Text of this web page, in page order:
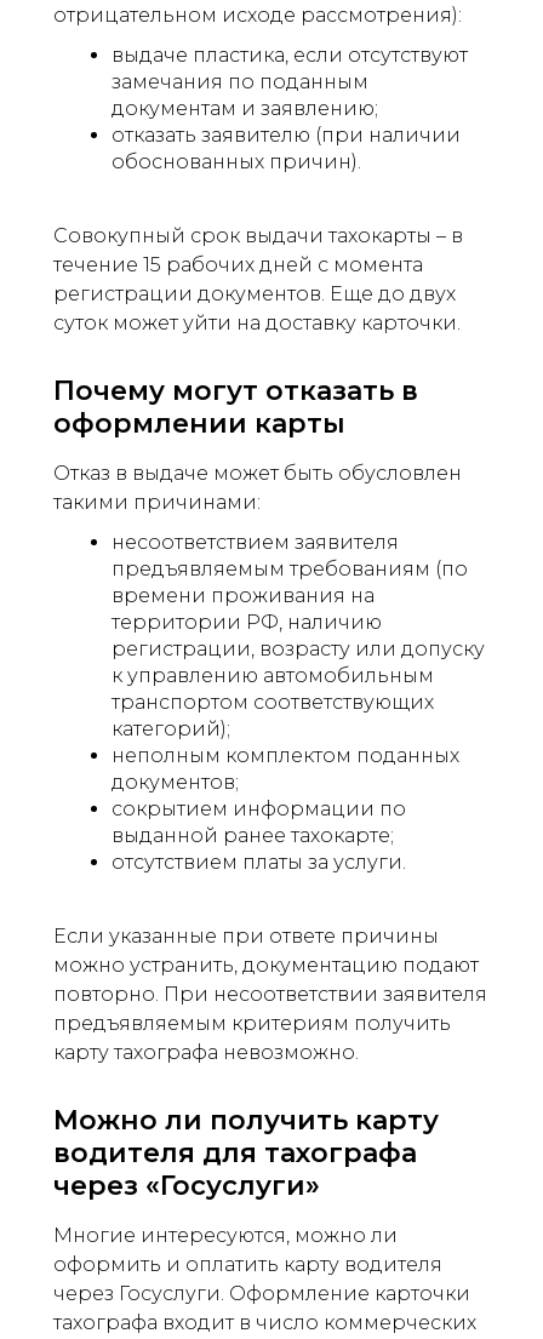
отрицательном исходе рассмотрения):
выдаче пластика, если отсутствуют
замечания по поданным
документам и заявлению;
отказать заявителю (при наличии
обоснованных причин).
Совокупный срок выдачи тахокарты – в
течение 15 рабочих дней с момента
регистрации документов. Еще до двух
суток может уйти на доставку карточки.
Почему могут отказать в
оформлении карты
Отказ в выдаче может быть обусловлен
такими причинами:
несоответствием заявителя
предъявляемым требованиям (по
времени проживания на
территории РФ, наличию
регистрации, возрасту или допуску
к управлению автомобильным
транспортом соответствующих
категорий);
неполным комплектом поданных
документов;
сокрытием информации по
выданной ранее тахокарте;
отсутствием платы за услуги.
Если указанные при ответе причины
можно устранить, документацию подают
повторно. При несоответствии заявителя
предъявляемым критериям получить
карту тахографа невозможно.
Можно ли получить карту
водителя для тахографа
через «Госуслуги»
Многие интересуются, можно ли
оформить и оплатить карту водителя
через Госуслуги. Оформление карточки
тахографа входит в число коммерческих